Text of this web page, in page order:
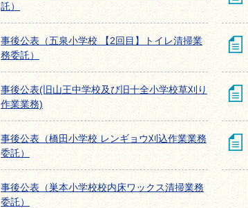
託）
事後公表（五泉小学校 【2回目】トイレ清掃業
務委託）
事後公表(旧山王中学校及び旧十全小学校草刈り
作業業務)
事後公表（橋田小学校 レンギョウ刈込作業業務
委託）
事後公表（巣本小学校校内床ワックス清掃業務
委託）